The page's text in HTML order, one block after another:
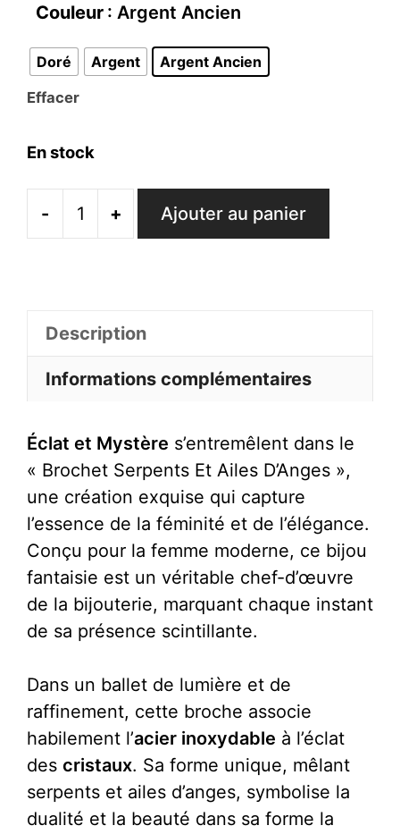
Couleur : Argent Ancien
Doré Argent
Argent Ancien
Effacer
En stock
-
quantité
Et
Ailes
D'Anges
+ Ajouter au panier
Description
Informations complémentaires
Éclat et Mystère s’entremêlent dans le
« Brochet Serpents Et Ailes D’Anges »,
une création exquise qui capture
l’essence de la féminité et de l’élégance.
Conçu pour la femme moderne, ce bijou
fantaisie est un véritable chef-d’œuvre
de la bijouterie, marquant chaque instant
de sa présence scintillante.
Dans un ballet de lumière et de
raffinement, cette broche associe
habilement l’acier inoxydable à l’éclat
des cristaux. Sa forme unique, mêlant
serpents et ailes d’anges, symbolise la
dualité et la beauté dans sa forme la